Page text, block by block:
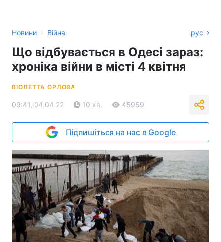
Новини › Війна рус
Що відбувається в Одесі зараз:
хроніка війни в місті 4 квітня
ВІОЛЕТТА ОРЛОВА
09:41, 04.04.22 10 хв. 45959
Підпишіться на нас в Google